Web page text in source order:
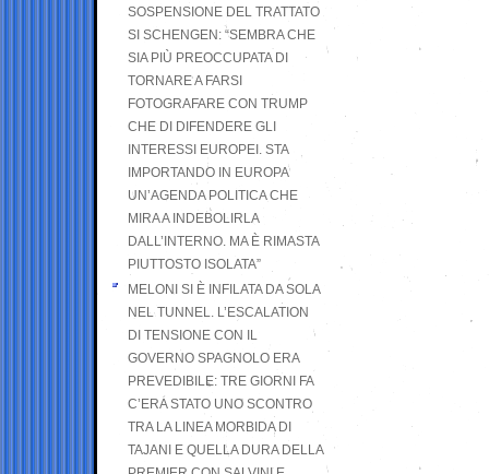
SOSPENSIONE DEL TRATTATO
SI SCHENGEN: “SEMBRA CHE
SIA PIÙ PREOCCUPATA DI
TORNARE A FARSI
FOTOGRAFARE CON TRUMP
CHE DI DIFENDERE GLI
INTERESSI EUROPEI. STA
IMPORTANDO IN EUROPA
UN’AGENDA POLITICA CHE
MIRA A INDEBOLIRLA
DALL’INTERNO. MA È RIMASTA
PIUTTOSTO ISOLATA”
MELONI SI È INFILATA DA SOLA
NEL TUNNEL. L’ESCALATION
DI TENSIONE CON IL
GOVERNO SPAGNOLO ERA
PREVEDIBILE: TRE GIORNI FA
C’ERA STATO UNO SCONTRO
TRA LA LINEA MORBIDA DI
TAJANI E QUELLA DURA DELLA